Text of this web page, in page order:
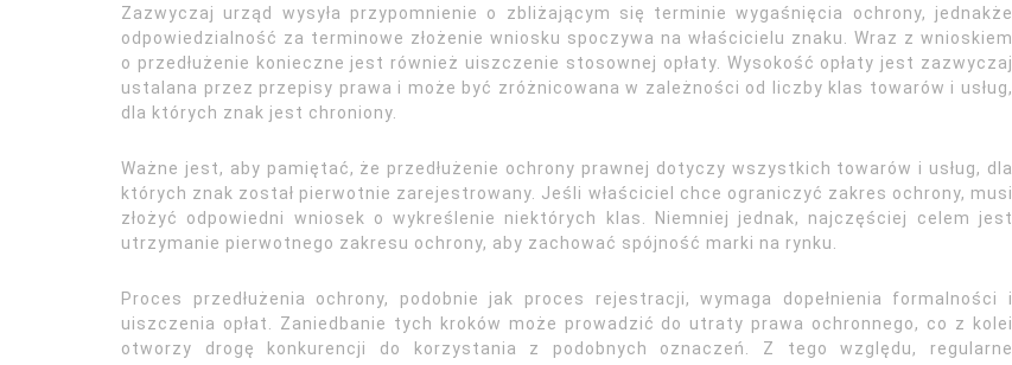
Zazwyczaj urząd wysyła przypomnienie o zbliżającym się terminie wygaśnięcia ochrony, jednakże
odpowiedzialność za terminowe złożenie wniosku spoczywa na właścicielu znaku. Wraz z wnioskiem
o przedłużenie konieczne jest również uiszczenie stosownej opłaty. Wysokość opłaty jest zazwyczaj
ustalana przez przepisy prawa i może być zróżnicowana w zależności od liczby klas towarów i usług,
dla których znak jest chroniony.
Ważne jest, aby pamiętać, że przedłużenie ochrony prawnej dotyczy wszystkich towarów i usług, dla
których znak został pierwotnie zarejestrowany. Jeśli właściciel chce ograniczyć zakres ochrony, musi
złożyć odpowiedni wniosek o wykreślenie niektórych klas. Niemniej jednak, najczęściej celem jest
utrzymanie pierwotnego zakresu ochrony, aby zachować spójność marki na rynku.
Proces przedłużenia ochrony, podobnie jak proces rejestracji, wymaga dopełnienia formalności i
uiszczenia opłat. Zaniedbanie tych kroków może prowadzić do utraty prawa ochronnego, co z kolei
otworzy drogę konkurencji do korzystania z podobnych oznaczeń. Z tego względu, regularne